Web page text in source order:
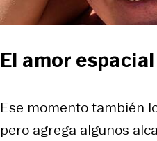
El amor
Ese momento también
pero agrega algunos